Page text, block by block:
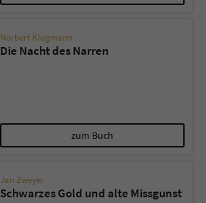
Norbert Klugmann
Die Nacht des Narren
zum Buch
Jan Zweyer
Schwarzes Gold und alte Missgunst